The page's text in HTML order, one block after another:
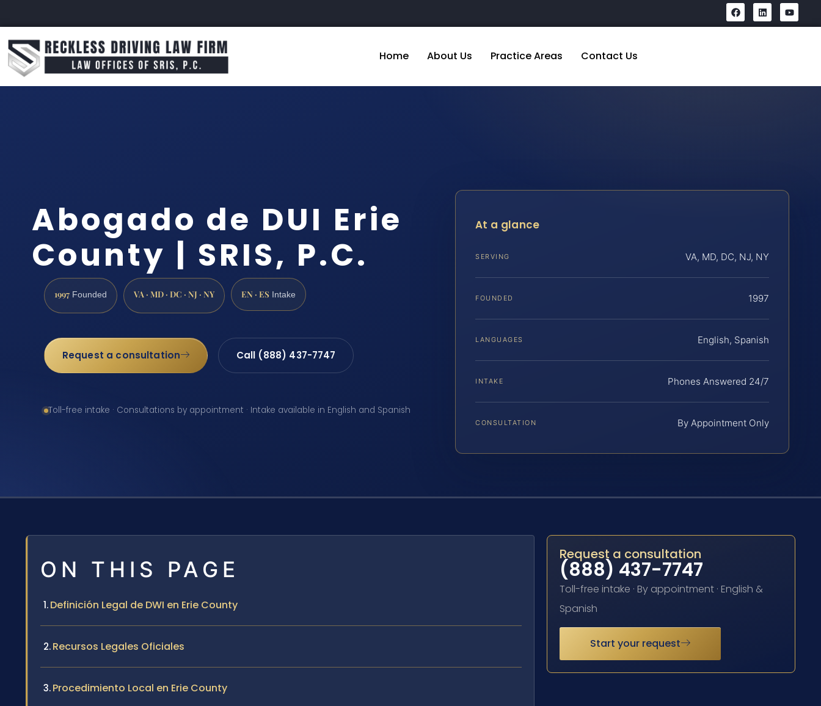
Home About Us Practice Areas Contact Us
Abogado de DUI Erie
County | SRIS, P.C.
1997 Founded VA · MD · DC · NJ · NY EN · ES Intake
Request a consultation Call (888) 437-7747
Toll-free intake · Consultations by appointment · Intake available in English and Spanish
At a glance
SERVING VA, MD, DC, NJ, NY
FOUNDED 1997
LANGUAGES English, Spanish
INTAKE Phones Answered 24/7
CONSULTATION By Appointment Only
ON THIS PAGE
Definición Legal de DWI en Erie County
Recursos Legales Oficiales
Procedimiento Local en Erie County
Request a consultation
(888) 437-7747
Toll-free intake · By appointment · English &
Spanish
Start your request